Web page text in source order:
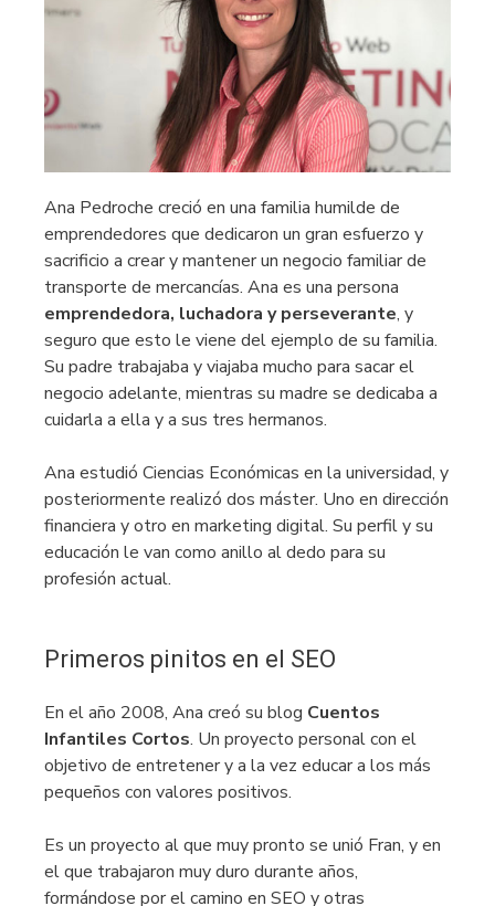
Ana Pedroche creció en una familia humilde de
emprendedores que dedicaron un gran esfuerzo y
sacrificio a crear y mantener un negocio familiar de
transporte de mercancías. Ana es una persona
emprendedora, luchadora y perseverante, y
seguro que esto le viene del ejemplo de su familia.
Su padre trabajaba y viajaba mucho para sacar el
negocio adelante, mientras su madre se dedicaba a
cuidarla a ella y a sus tres hermanos.
Ana estudió Ciencias Económicas en la universidad, y
posteriormente realizó dos máster. Uno en dirección
financiera y otro en marketing digital. Su perfil y su
educación le van como anillo al dedo para su
profesión actual.
Primeros pinitos en el SEO
En el año 2008, Ana creó su blog Cuentos
Infantiles Cortos. Un proyecto personal con el
objetivo de entretener y a la vez educar a los más
pequeños con valores positivos.
Es un proyecto al que muy pronto se unió Fran, y en
el que trabajaron muy duro durante años,
formándose por el camino en SEO y otras